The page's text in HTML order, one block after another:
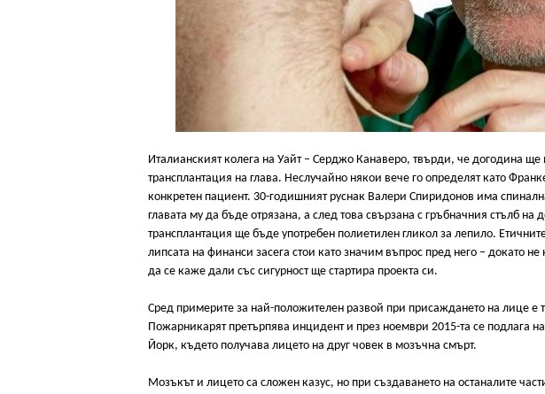
Италианският колега на Уайт – Серджо Канаверо, твърди, че догодина ще
трансплантация на глава. Неслучайно някои вече го определят като
конкретен пациент. 30-годишният руснак Валери Спиридонов има
главата му да бъде отрязана, а след това свързана с гръбначния стълб на
трансплантация ще бъде употребен полиетилен гликол за лепило.
липсата на финанси засега стои като значим въпрос пред него – докато
да се каже дали със сигурност ще стартира проекта си.
Сред примерите за най-положителен развой при присаждането на лице е
Пожарникарят претърпява инцидент и през ноември 2015-та се подлага
Йорк, където получава лицето на друг човек в мозъчна смърт.
Мозъкът и лицето са сложен казус, но при създаването на останалите